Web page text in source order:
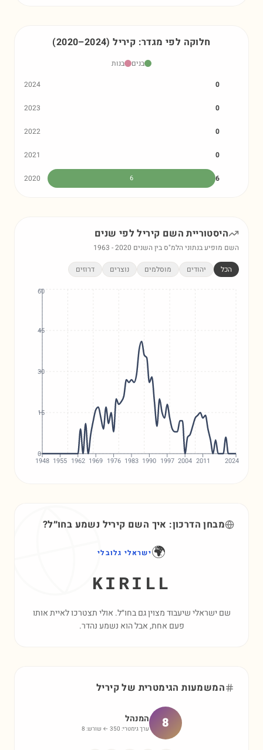
חלוקה לפי מגדר: קיריל (2020–2024)
בנים
בנות
2024
0
2023 0
2022 0
2021 0
2020 6 6
היסטוריית השם קיריללפי שנים
השם מופיע בנתוני הלמ"ס בין השנים 1963 -2020
הכל יהודים מוסלמים נוצרים דרוזים
1948 1955 1962 1969 1976 1983 1990 1997 2004 2011 2024
0
15
30
45
60
מבחן הדרכון: איך השם קיריל נשמע בחו״ל?
🌍ישראלי גלובלי
KIRILL
שם ישראלי שיעבוד מצוין גם בחו״ל. אולי תצטרכו לאיית אותו
פעם אחת, אבל הוא נשמע נהדר.
המשמעות הגימטרית שלקיריל
8 המנהל
ערך גימטרי: 350 ← שורש: 8